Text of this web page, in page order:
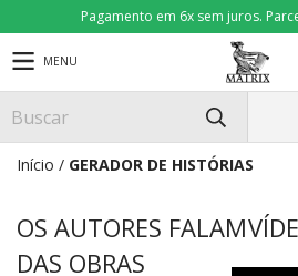
Pagamento em 6x sem juros.
MENU
Início / GERADOR DE HISTÓRIAS
OS AUTORES FALAM
DAS OBRAS